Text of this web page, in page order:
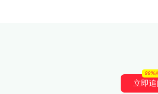
立即追
99%